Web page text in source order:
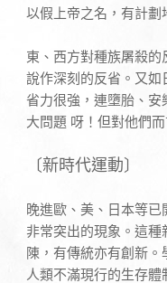
以假上帝之名，有計
東、西方對種族屠殺
說作深刻的反省。又
省力很強，連墮胎、
大問題 呀！但對他們
〔新時代運動〕
晚進歐、美、日本等
非常突出的現象。這
陳，有傳統亦有創新
人類不滿現行的生存